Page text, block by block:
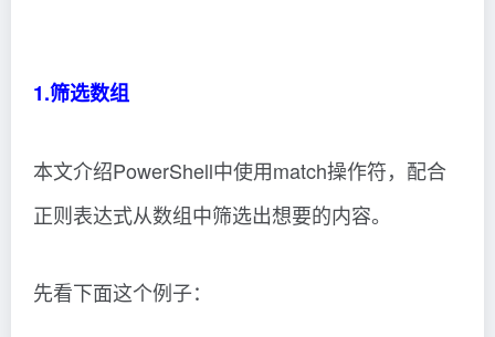
1.筛选数组
本文介绍PowerShell中使用match操作符，配合
正则表达式从数组中筛选出想要的内容。
先看下面这个例子：